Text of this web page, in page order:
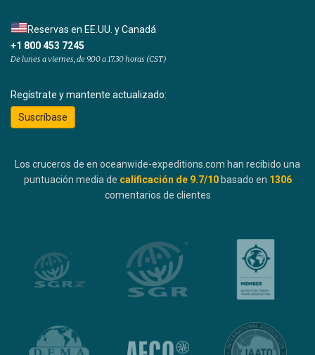
Reservas en EE.UU. y Canadá
+1 800 453 7245
De lunes a viernes, de 9.00 a 17.30 horas (CST)
Regístrate y mantente actualizado:
Suscríbase
Los cruceros de en oceanwide-expeditions.com han recibido una
puntuación media de calificación de 9.7/10 basado en 1306
comentarios de clientes